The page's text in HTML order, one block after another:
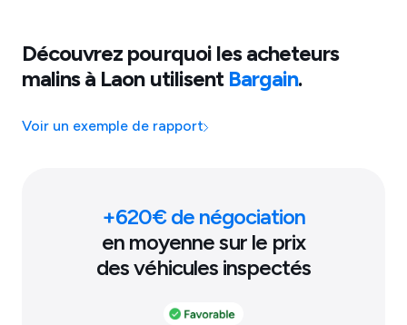
Découvrez pourquoi les acheteurs
malins à Laonutilisent Bargain.
Voir un exemple de rapport
+620€ de négociation
en moyenne sur le prix
des véhicules inspectés